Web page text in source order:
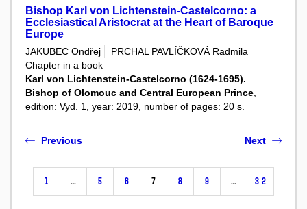
Bishop Karl von Lichtenstein-Castelcorno: a
Ecclesiastical Aristocrat at the Heart of Baroque
Europe
JAKUBEC Ondřej
PRCHAL PAVLÍČKOVÁ Radmila
Chapter in a book
Karl von Lichtenstein-Castelcorno (1624-1695).
Bishop of Olomouc and Central European Prince
edition: Vyd. 1, year: 2019, number of pages: 20 s.
Previous
1 … 5 6 7 8 9 … 32
Next